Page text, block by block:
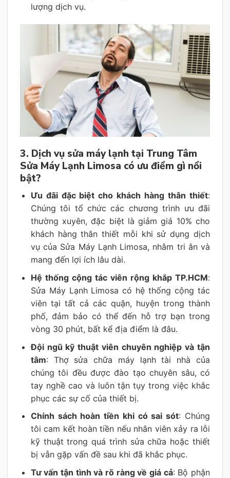
lượng dịch vụ.
3. Dịch vụ sửa máy lạnh tại Trung Tâm
Sửa Máy Lạnh Limosa có ưu điểm gì nổi
bật?
Ưu đãi đặc biệt cho khách hàng thân thiết:
Chúng tôi tổ chức các chương trình ưu đãi
thường xuyên, đặc biệt là giảm giá 10% cho
khách hàng thân thiết mỗi khi sử dụng dịch
vụ của Sửa Máy Lạnh Limosa, nhằm tri ân và
mang đến lợi ích lâu dài.
Hệ thống cộng tác viên rộng khắp TP.HCM:
Sửa Máy Lạnh Limosa có hệ thống cộng tác
viên tại tất cả các quận, huyện trong thành
phố, đảm bảo có thể đến hỗ trợ bạn trong
vòng 30 phút, bất kể địa điểm là đâu.
Đội ngũ kỹ thuật viên chuyên nghiệp và tận
tâm: Thợ sửa chữa máy lạnh tài nhà của
chúng tôi đều được đào tạo chuyên sâu, có
tay nghề cao và luôn tận tụy trong việc khắc
phục các sự cố của thiết bị.
Chính sách hoàn tiền khi có sai sót: Chúng
tôi cam kết hoàn tiền nếu nhân viên xảy ra lỗi
kỹ thuật trong quá trình sửa chữa hoặc thiết
bị vẫn gặp vấn đề sau khi đã khắc phục.
Tư vấn tận tình và rõ ràng về giá cả: Bộ phận